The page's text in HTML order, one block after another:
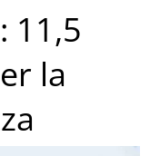
11,5
la